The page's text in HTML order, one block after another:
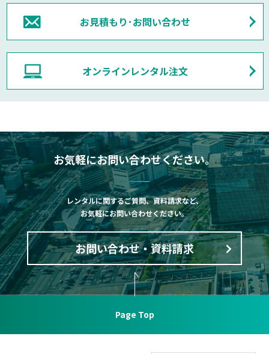
お見積もり･お問い合わせ
オンラインレンタル注文
お気軽にお問い合わせください。
レンタルに関するご質問、資料請求など、
お気軽にお問い合わせください。
お問い合わせ・資料請求
Page Top